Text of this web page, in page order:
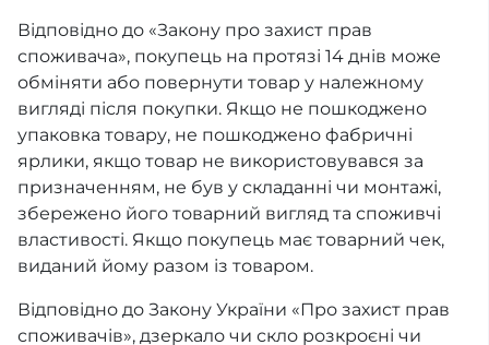
Відповідно до «Закону про захист прав
споживача», покупець на протязі 14 днів може
обміняти або повернути товар у належному
вигляді після покупки. Якщо не пошкоджено
упаковка товару, не пошкоджено фабричні
ярлики, якщо товар не використовувався за
призначенням, не був у складанні чи монтажі,
збережено його товарний вигляд та споживчі
властивості. Якщо покупець має товарний чек,
виданий йому разом із товаром.
Відповідно до Закону України «Про захист прав
споживачів», дзеркало чи скло розкроєні чи